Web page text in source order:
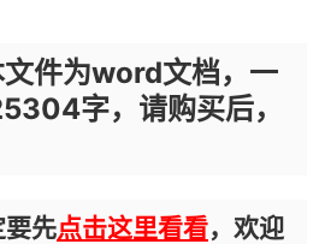
件为word文档，一
字，请购买后，
要先点击这里看看，欢迎